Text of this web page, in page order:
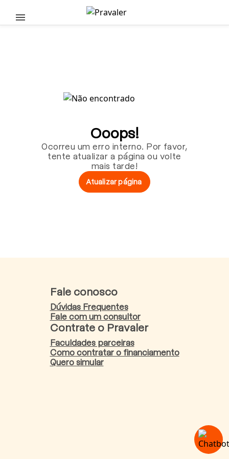
Pular para o conteúdo principal
Ooops!
Ocorreu um erro interno. Por favor,
tente atualizar a página ou volte
mais tarde!
Atualizar página
Fale conosco
Dúvidas Frequentes
Fale com um consultor
Contrate o Pravaler
Faculdades parceiras
Como contratar o financiamento
Quero simular